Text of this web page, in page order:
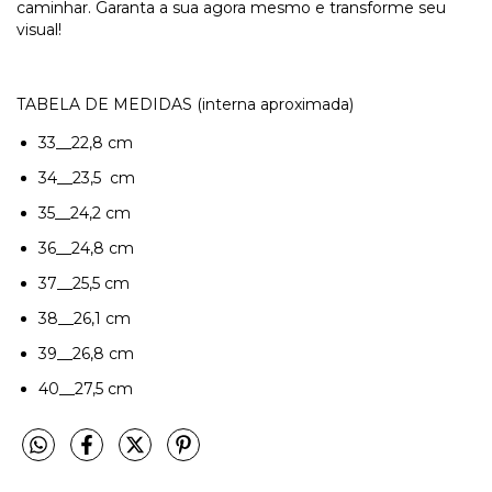
caminhar. Garanta a sua agora mesmo e transforme seu
visual!
TABELA DE MEDIDAS (interna aproximada)
33__22,8 cm
34__23,5 cm
35__24,2 cm
36__24,8 cm
37__25,5 cm
38__26,1 cm
39__26,8 cm
40__27,5 cm